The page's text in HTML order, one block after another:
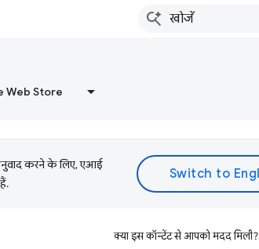
Web Store
करने के लिए, एआई
क्या इस कॉन्टेंट से आपको मदद मिली?